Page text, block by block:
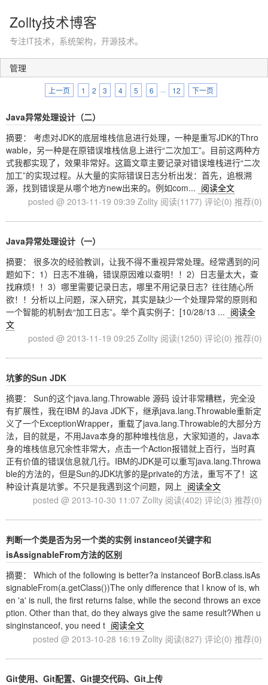
Zollty技术博客
专注IT技术，系统架构，开源技术。
管理
上一页 1 2 3 4 5 6 ··· 12 下一页
Java异常处理设计（二）
摘要： 考虑对JDK的底层堆栈信息进行处理，一种是重写JDK的Thro
wable，另一种是在原错误堆栈信息上进行“二次加工”。目前这两种方
式我都实现了，效果非常好。这篇文章主要记录对错误堆栈进行“二次
加工”的实现过程。从大量的实际错误日志分析出发：首先，追根溯
源，找到错误是从哪个地方new出来的。例如com... 阅读全文
posted @ 2013-11-19 09:39 Zollty 阅读(1177) 评论(0) 推荐(0)
Java异常处理设计（一）
摘要： 很多次的经验教训，让我不得不重视异常处理。经常遇到的问
题如下：1）日志不准确，错误原因难以查明！！2）日志量太大，查
找麻烦！！3）哪里需要记录日志，哪里不用记录日志？往往随心所
欲！！分析以上问题，深入研究，其实是缺少一个处理异常的原则和
一个智能的机制去“加工日志”。举个真实例子：[10/28/13 ... 阅读全
文
posted @ 2013-11-19 09:25 Zollty 阅读(1250) 评论(0) 推荐(0)
坑爹的Sun JDK
摘要： Sun的这个java.lang.Throwable 源码 设计非常糟糕，完全没
有扩展性，我在IBM 的Java JDK下，继承java.lang.Throwable重新定
义了一个ExceptionWrapper，重载了java.lang.Throwable的大部分方
法，目的就是，不用Java本身的那种堆栈信息，大家知道的，Java本
身的堆栈信息冗余性非常大，点击一个Action报错就上百行，当时真
正有价值的错误信息就几行。IBM的JDK是可以重写java.lang.Throwa
ble的方法的，但是Sun的JDK坑爹的是private的方法，重写不了！这
种设计真是坑爹。不只是我遇到这个问题，网上 阅读全文
posted @ 2013-10-30 11:07 Zollty 阅读(402) 评论(3) 推荐(0)
判断一个类是否为另一个类的实例 instanceof关键字和
isAssignableFrom方法的区别
摘要： Which of the following is better?a instanceof BorB.class.isAs
signableFrom(a.getClass())The only difference that I know of is, wh
en 'a' is null, the first returns false, while the second throws an exce
ption. Other than that, do they always give the same result?When u
singinstanceof, you need t 阅读全文
posted @ 2013-10-28 16:19 Zollty 阅读(827) 评论(0) 推荐(0)
Git使用、Git配置、Git提交代码、Git上传